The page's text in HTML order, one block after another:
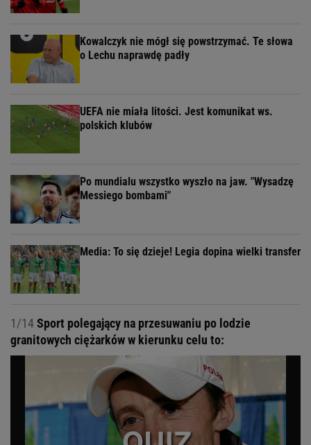
Kowalczyk nie mógł się powstrzymać. Te słowa
o Lechu naprawdę padły
UEFA nie miała litości. Jest komunikat ws.
polskich klubów
Po mundialu wszystko wyszło na jaw. "Wysadzę
Messiego bombami"
Media: To się dzieje! Legia dopina wielki transfer
1/14Sport polegający na przesuwaniu po lodzie
granitowych ciężarków w kierunku celu to: